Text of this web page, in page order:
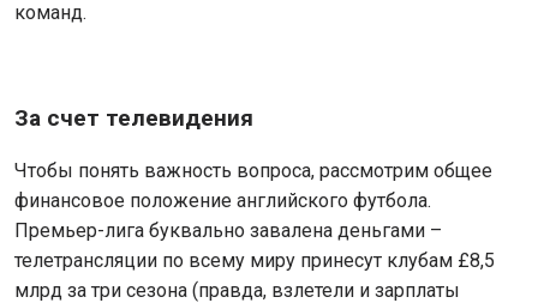
команд.
За счет телевидения
Чтобы понять важность вопроса, рассмотрим общее
финансовое положение английского футбола.
Премьер-лига буквально завалена деньгами –
телетрансляции по всему миру принесут клубам £8,5
млрд за три сезона (правда, взлетели и зарплаты